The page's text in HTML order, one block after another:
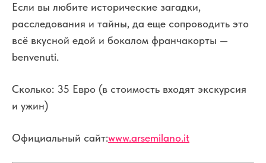
Если вы любите исторические загадки,
расследования и тайны, да еще сопроводить это
всё вкусной едой и бокалом франчакорты —
benvenuti.
Сколько: 35 Евро (в стоимость входят экскурсия
и ужин)
Официальный сайт:www.arsemilano.it